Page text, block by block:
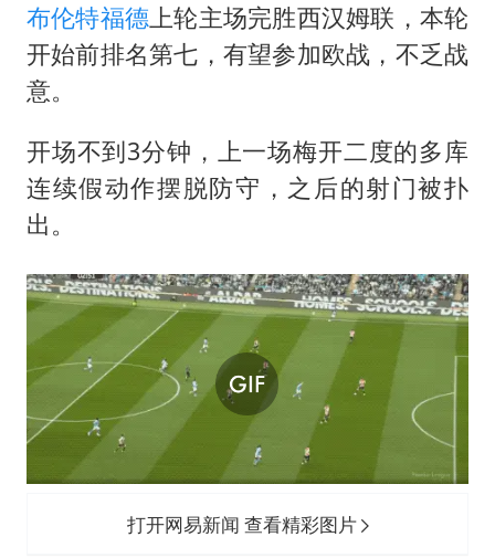
布伦特福德上轮主场完胜西汉姆联，本轮
开始前排名第七，有望参加欧战，不乏战
意。
开场不到3分钟，上一场梅开二度的多库
连续假动作摆脱防守，之后的射门被扑
出。
打开网易新闻 查看精彩图片